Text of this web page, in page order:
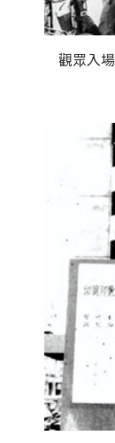
觀眾入